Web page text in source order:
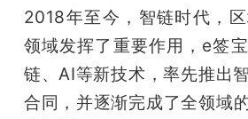
2018年至今，智链时代，
领域发挥了重要作用，e签
链、AI等新技术，率先推出
合同，并逐渐完成了全领域